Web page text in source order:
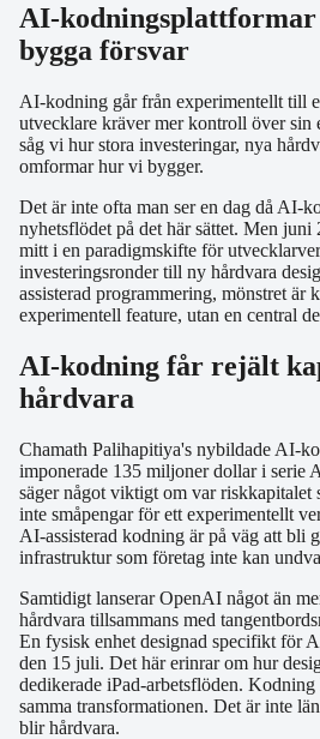
AI-
bygga försvar
AI-kodning går från experimentellt till
utvecklare kräver mer kontroll över sin
såg vi hur stora investeringar, nya
omformar hur vi bygger.
Det är inte ofta man ser en dag då AI-
nyhetsflödet på det här sättet. Men
mitt i en paradigmskifte för
investeringsronder till ny hårdvara
assisterad programmering, mönstret är
experimentell feature, utan en central
AI-kodning får rejält
hårdvara
Chamath Palihapitiya's nybildade AI-
imponerade 135 miljoner dollar i serie
säger något viktigt om var riskkapitalet
inte småpengar för ett experimentellt
AI-assisterad kodning är på väg att bli
infrastruktur som företag inte kan
Samtidigt lanserar OpenAI något än
hårdvara tillsammans med
En fysisk enhet designad specifikt för
den 15 juli. Det här erinrar om hur
dedikerade iPad-arbetsflöden. Kodning
samma transformationen. Det är inte
blir hårdvara.